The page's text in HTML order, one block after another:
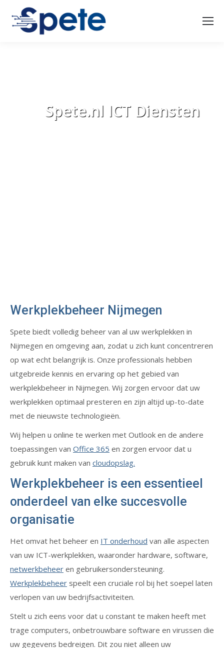
Spete.nl ICT Diensten
Werkplekbeheer Nijmegen
Spete biedt volledig beheer van al uw werkplekken in
Nijmegen en omgeving aan, zodat u zich kunt concentreren
op wat echt belangrijk is. Onze professionals hebben
uitgebreide kennis en ervaring op het gebied van
werkplekbeheer in Nijmegen. Wij zorgen ervoor dat uw
werkplekken optimaal presteren en zijn altijd up-to-date
met de nieuwste technologieën.
Wij helpen u online te werken met Outlook en de andere
toepassingen van Office 365 en zorgen ervoor dat u
gebruik kunt maken van cloudopslag.
Werkplekbeheer is een essentieel
onderdeel van elke succesvolle
organisatie
Het omvat het beheer en IT onderhoud van alle aspecten
van uw ICT-werkplekken, waaronder hardware, software,
netwerkbeheer en gebruikersondersteuning.
Werkplekbeheer speelt een cruciale rol bij het soepel laten
verlopen van uw bedrijfsactiviteiten.
Stelt u zich eens voor dat u constant te maken heeft met
trage computers, onbetrouwbare software en virussen die
uw gegevens bedreigen. Dit zou niet alleen uw